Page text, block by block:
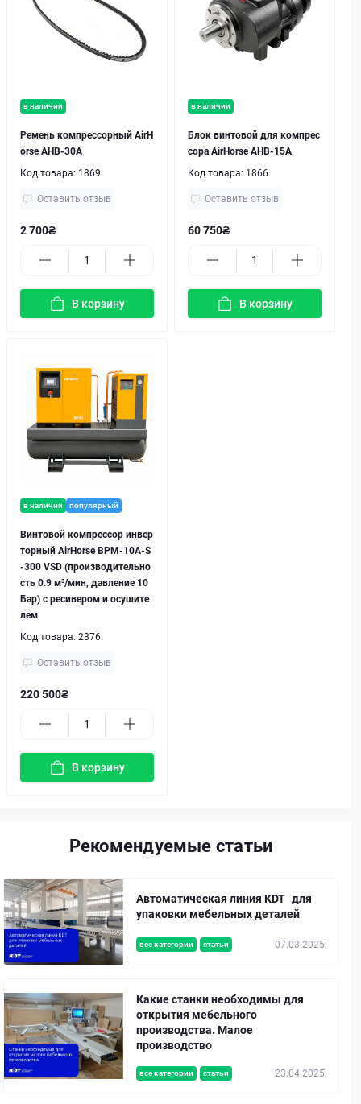
в наличии
Ремень компрессорный AirH
orse AHB-30A
Код товара: 1869
Оставить отзыв
2 700₴
В корзину
в наличии
Блок винтовой для компрес
сора AirHorse AHB-15A
Код товара: 1866
Оставить отзыв
60 750₴
В корзину
в наличии популярный
Винтовой компрессор инвер
торный AirHorse BPM-10A-S
-300 VSD (производительно
сть 0.9 м³/мин, давление 10
Бар) с ресивером и осушите
лем
Код товара: 2376
Оставить отзыв
220 500₴
В корзину
Рекомендуемые статьи
все категории статьи 07.03.2025
Автоматическая линия KDT для
упаковки мебельных деталей
все категории статьи 23.04.2025
Какие станки необходимы для
открытия мебельного
производства. Малое
производство